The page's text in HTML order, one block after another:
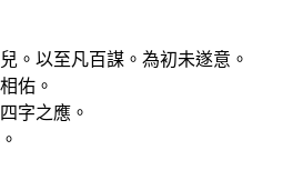
。以至凡百謀。為初未遂意。
佑。
字之應。